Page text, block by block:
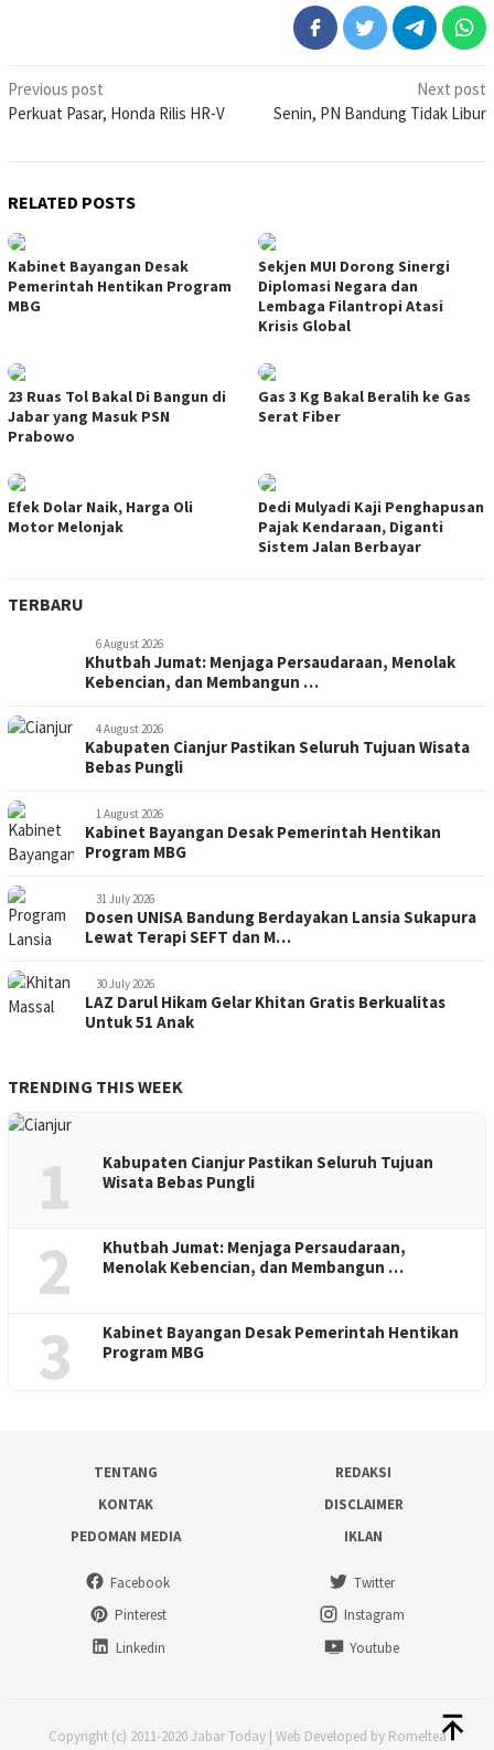
Post
navigation
Previous post
Perkuat Pasar, Honda Rilis HR-V
Next post
Senin, PN Bandung Tidak Libur
RELATED POSTS
Kabinet Bayangan Desak
Pemerintah Hentikan Program
MBG
Sekjen MUI Dorong Sinergi
Diplomasi Negara dan
Lembaga Filantropi Atasi
Krisis Global
23 Ruas Tol Bakal Di Bangun di
Jabar yang Masuk PSN
Prabowo
Gas 3 Kg Bakal Beralih ke Gas
Serat Fiber
Efek Dolar Naik, Harga Oli
Motor Melonjak
Dedi Mulyadi Kaji Penghapusan
Pajak Kendaraan, Diganti
Sistem Jalan Berbayar
TERBARU
6 August 2026
Khutbah Jumat: Menjaga Persaudaraan, Menolak
Kebencian, dan Membangun …
4 August 2026
Kabupaten Cianjur Pastikan Seluruh Tujuan Wisata
Bebas Pungli
1 August 2026
Kabinet Bayangan Desak Pemerintah Hentikan
Program MBG
31 July 2026
Dosen UNISA Bandung Berdayakan Lansia Sukapura
Lewat Terapi SEFT dan M…
30 July 2026
LAZ Darul Hikam Gelar Khitan Gratis Berkualitas
Untuk 51 Anak
TRENDING THIS WEEK
1
Kabupaten Cianjur Pastikan Seluruh Tujuan
Wisata Bebas Pungli
2
Khutbah Jumat: Menjaga Persaudaraan,
Menolak Kebencian, dan Membangun …
3
Kabinet Bayangan Desak Pemerintah Hentikan
Program MBG
TENTANG
REDAKSI
KONTAK
DISCLAIMER
PEDOMAN MEDIA
IKLAN
Facebook
Twitter
Pinterest
Instagram
Linkedin
Youtube
Copyright (c) 2011-2020 Jabar Today | Web Developed by Romeltea